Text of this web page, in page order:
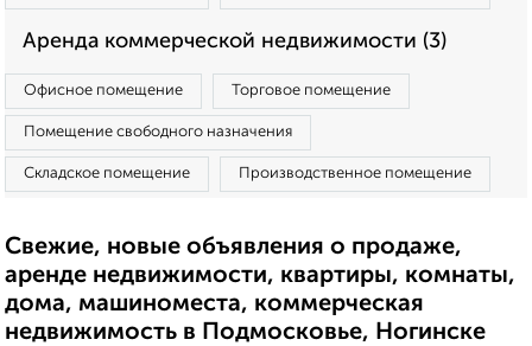
Аренда коммерческой недвижимости (3)
Офисное помещение Торговое помещение
Помещение свободного назначения
Складское помещение Производственное помещение
Свежие, новые объявления о продаже,
аренде недвижимости, квартиры, комнаты,
дома, машиноместа, коммерческая
недвижимость в Подмосковье, Ногинске